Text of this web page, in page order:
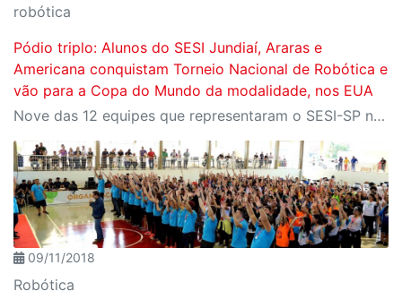
robótica
Pódio triplo: Alunos do SESI Jundiaí, Araras e
Americana conquistam Torneio Nacional de Robótica e
vão para a Copa do Mundo da modalidade, nos EUA
Nove das 12 equipes que representaram o SESI-SP no torneio foram premiadas, superando times de mais de 70 escolas da rede e outras instituições
09/11/2018
Robótica